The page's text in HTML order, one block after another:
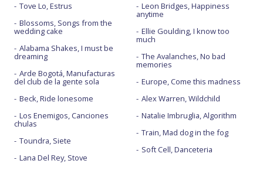
Tove Lo, Estrus
Blossoms, Songs from the
wedding cake
Alabama Shakes, I must be
dreaming
Arde Bogotá, Manufacturas
del club de la gente sola
Beck, Ride lonesome
Los Enemigos, Canciones
chulas
Toundra, Siete
Lana Del Rey, Stove
Leon Bridges, Happiness
anytime
Ellie Goulding, I know too
much
The Avalanches, No bad
memories
Europe, Come this madness
Alex Warren, Wildchild
Natalie Imbruglia, Algorithm
Train, Mad dog in the fog
Soft Cell, Danceteria